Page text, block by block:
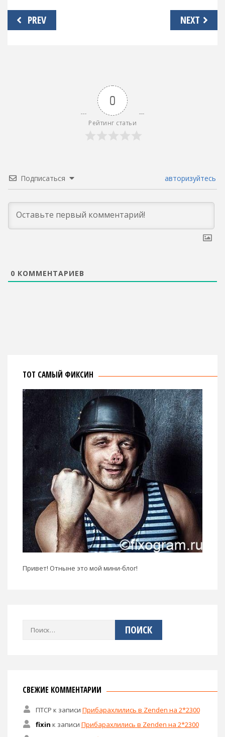
Навигация
по
PREV NEXT
0
Рейтинг статьи
Подписаться авторизуйтесь
0 КОММЕНТАРИЕВ
ТОТ САМЫЙ ФИКСИН
Привет! Отныне это мой мини-блог!
Найти:
СВЕЖИЕ КОММЕНТАРИИ
ПТСР к записи Прибарахлились в Zenden на 2*2300
fixin к записи Прибарахлились в Zenden на 2*2300